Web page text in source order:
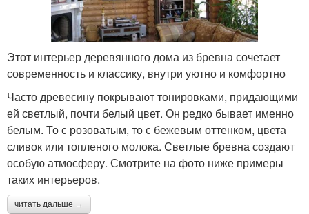
Этот интерьер деревянного дома из бревна сочетает
современность и классику, внутри уютно и комфортно
Часто древесину покрывают тонировками, придающими
ей светлый, почти белый цвет. Он редко бывает именно
белым. То с розоватым, то с бежевым оттенком, цвета
сливок или топленого молока. Светлые бревна создают
особую атмосферу. Смотрите на фото ниже примеры
таких интерьеров.
читать дальше →